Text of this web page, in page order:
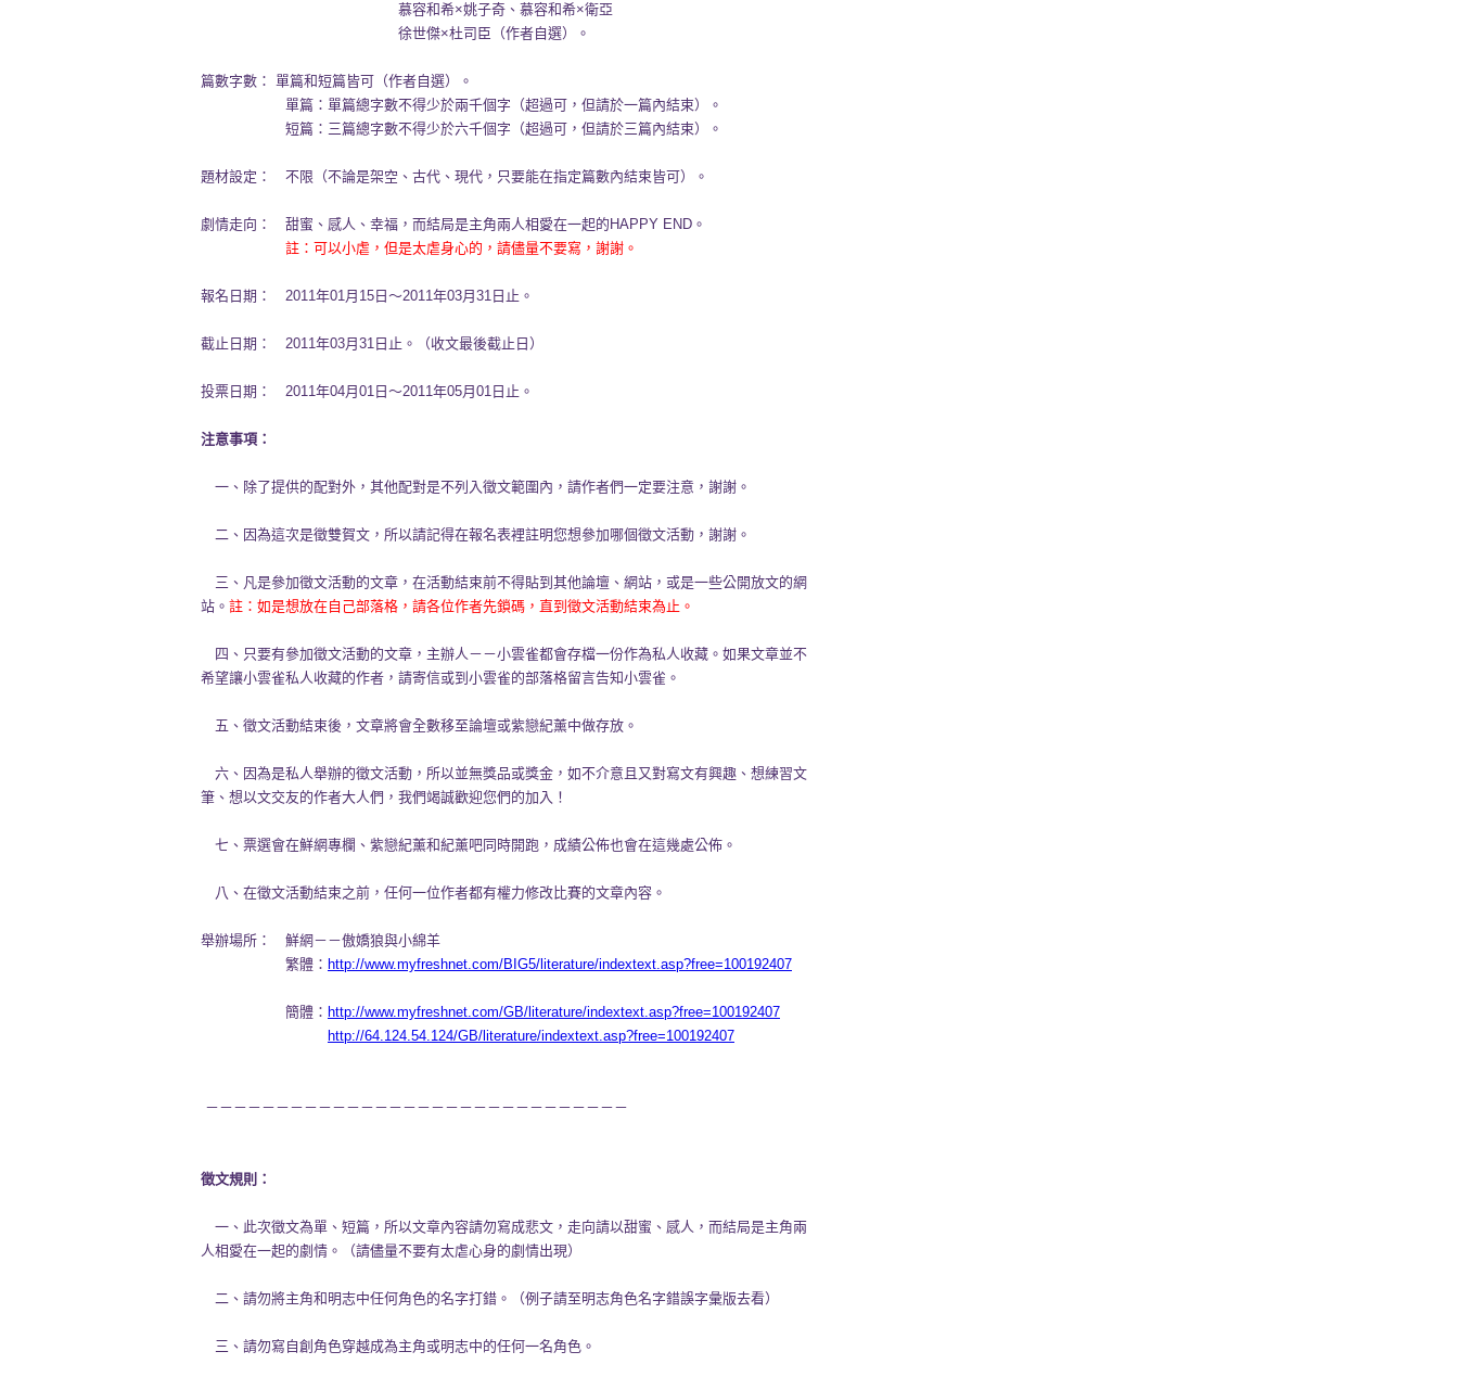
慕容和希×姚子奇、慕容和希×衛亞
徐世傑×杜司臣（作者自選）。
篇數字數： 單篇和短篇皆可（作者自選）。
單篇：單篇總字數不得少於兩千個字（超過可，但請於一篇內結束）。
短篇：三篇總字數不得少於六千個字（超過可，但請於三篇內結束）。
題材設定： 不限（不論是架空、古代、現代，只要能在指定篇數內結束皆可）。
劇情走向： 甜蜜、感人、幸福，而結局是主角兩人相愛在一起的HAPPY END。
註：可以小虐，但是太虐身心的，請儘量不要寫，謝謝。
報名日期： 2011年01月15日～2011年03月31日止。
截止日期： 2011年03月31日 止。 （收文最後截止日）
投票日期： 2011年04月01日～2011年05月01日止。
注意事項：
一、除了提供的配對外，其他配對是不列入徵文範圍內，請作者們一定要注意，謝謝。
二、因為這次是徵雙賀文，所以請記得在報名表裡註明您想參加哪個徵文活動，謝謝。
三、凡是參加徵文活動的文章，在活動結束前不得貼到其他論壇、網站，或是一些公開放文的網
站。 註：如是想放在自己部落格，請各位作者先鎖碼，直到徵文活動結束為止。
四、只要有參加徵文活動的文章，主辦人－－小雲雀都會存檔一份作為私人收藏。如果文章並不
希望讓小雲雀私人收藏的作者，請寄信或到小雲雀的部落格留言告知小雲雀。
五、徵文活動結束後，文章將會全數移至論壇或紫戀紀薰中做存放。
六、因為是私人舉辦的徵文活動，所以並無獎品或獎金，如不介意且又對寫文有興趣、想練習文
筆、想以文交友的作者大人們，我們竭誠歡迎您們的加入！
七、票選會在鮮網專欄、紫戀紀薰和紀薰吧同時開跑，成績公佈也會在這幾處公佈。
八、在徵文活動結束之前，任何一位作者都有權力修改比賽的文章內容。
舉辦場所： 鮮網－－傲嬌狼與小綿羊
繁體： http://www.myfreshnet.com/BIG5/literature/indextext.asp?free=100192407
簡體： http://www.myfreshnet.com/GB/literature/indextext.asp?free=100192407
http://64.124.54.124/GB/literature/indextext.asp?free=100192407
－－－－－－－－－－－－－－－－－－－－－－－－－－－－－－
徵文規則：
一、此次徵文為單、短篇，所以文章內容請勿寫成悲文，走向請以甜蜜、感人，而結局是主角兩
人相愛在一起的劇情。（請儘量不要有太虐心身的劇情出現）
二、請勿將主角和明志中任何角色的名字打錯。（例子請至明志角色名字錯誤字彙版去看）
三、請勿寫自創角色穿越成為主角或明志中的任何一名角色。